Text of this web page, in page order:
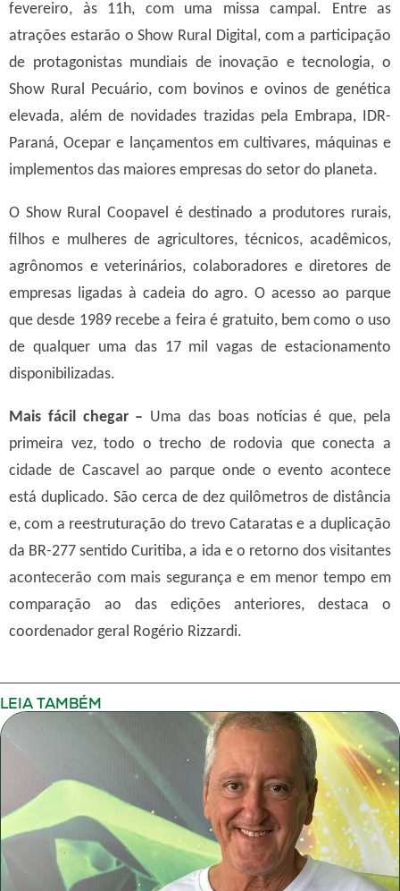
fevereiro, às 11h, com uma missa campal. Entre as
atrações estarão o Show Rural Digital, com a participação
de protagonistas mundiais de inovação e tecnologia, o
Show Rural Pecuário, com bovinos e ovinos de genética
elevada, além de novidades trazidas pela Embrapa, IDR-
Paraná, Ocepar e lançamentos em cultivares, máquinas e
implementos das maiores empresas do setor do planeta.
O Show Rural Coopavel é destinado a produtores rurais,
filhos e mulheres de agricultores, técnicos, acadêmicos,
agrônomos e veterinários, colaboradores e diretores de
empresas ligadas à cadeia do agro. O acesso ao parque
que desde 1989 recebe a feira é gratuito, bem como o uso
de qualquer uma das 17 mil vagas de estacionamento
disponibilizadas.
Mais fácil chegar – Uma das boas notícias é que, pela
primeira vez, todo o trecho de rodovia que conecta a
cidade de Cascavel ao parque onde o evento acontece
está duplicado. São cerca de dez quilômetros de distância
e, com a reestruturação do trevo Cataratas e a duplicação
da BR-277 sentido Curitiba, a ida e o retorno dos visitantes
acontecerão com mais segurança e em menor tempo em
comparação ao das edições anteriores, destaca o
coordenador geral Rogério Rizzardi.
LEIA TAMBÉM